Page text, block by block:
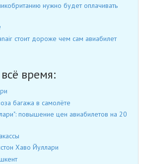
нужно будет оплачивать
стоит дороже чем сам авиабилет
время:
багажа в самолёте
повышение цен авиабилетов на 20
Хаво Йуллари